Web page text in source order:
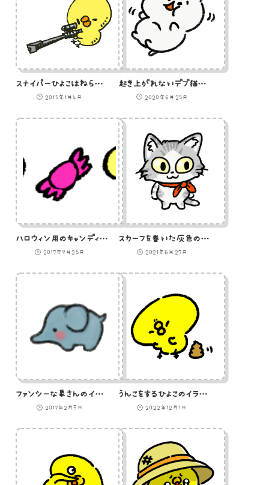
スナイパーひよこはねらった獲物は逃さないのイラスト
2015年1月4日
起き上がれないデブ猫のイラスト
2020年6月25日
ハロウィン用のキャンディーのイラスト
2017年9月25日
スカーフを巻いた灰色の猫のイラスト
2021年6月27日
ファンシーな象さんのイラスト
2017年2月5日
うんこをするひよこのイラスト
2022年12月1日